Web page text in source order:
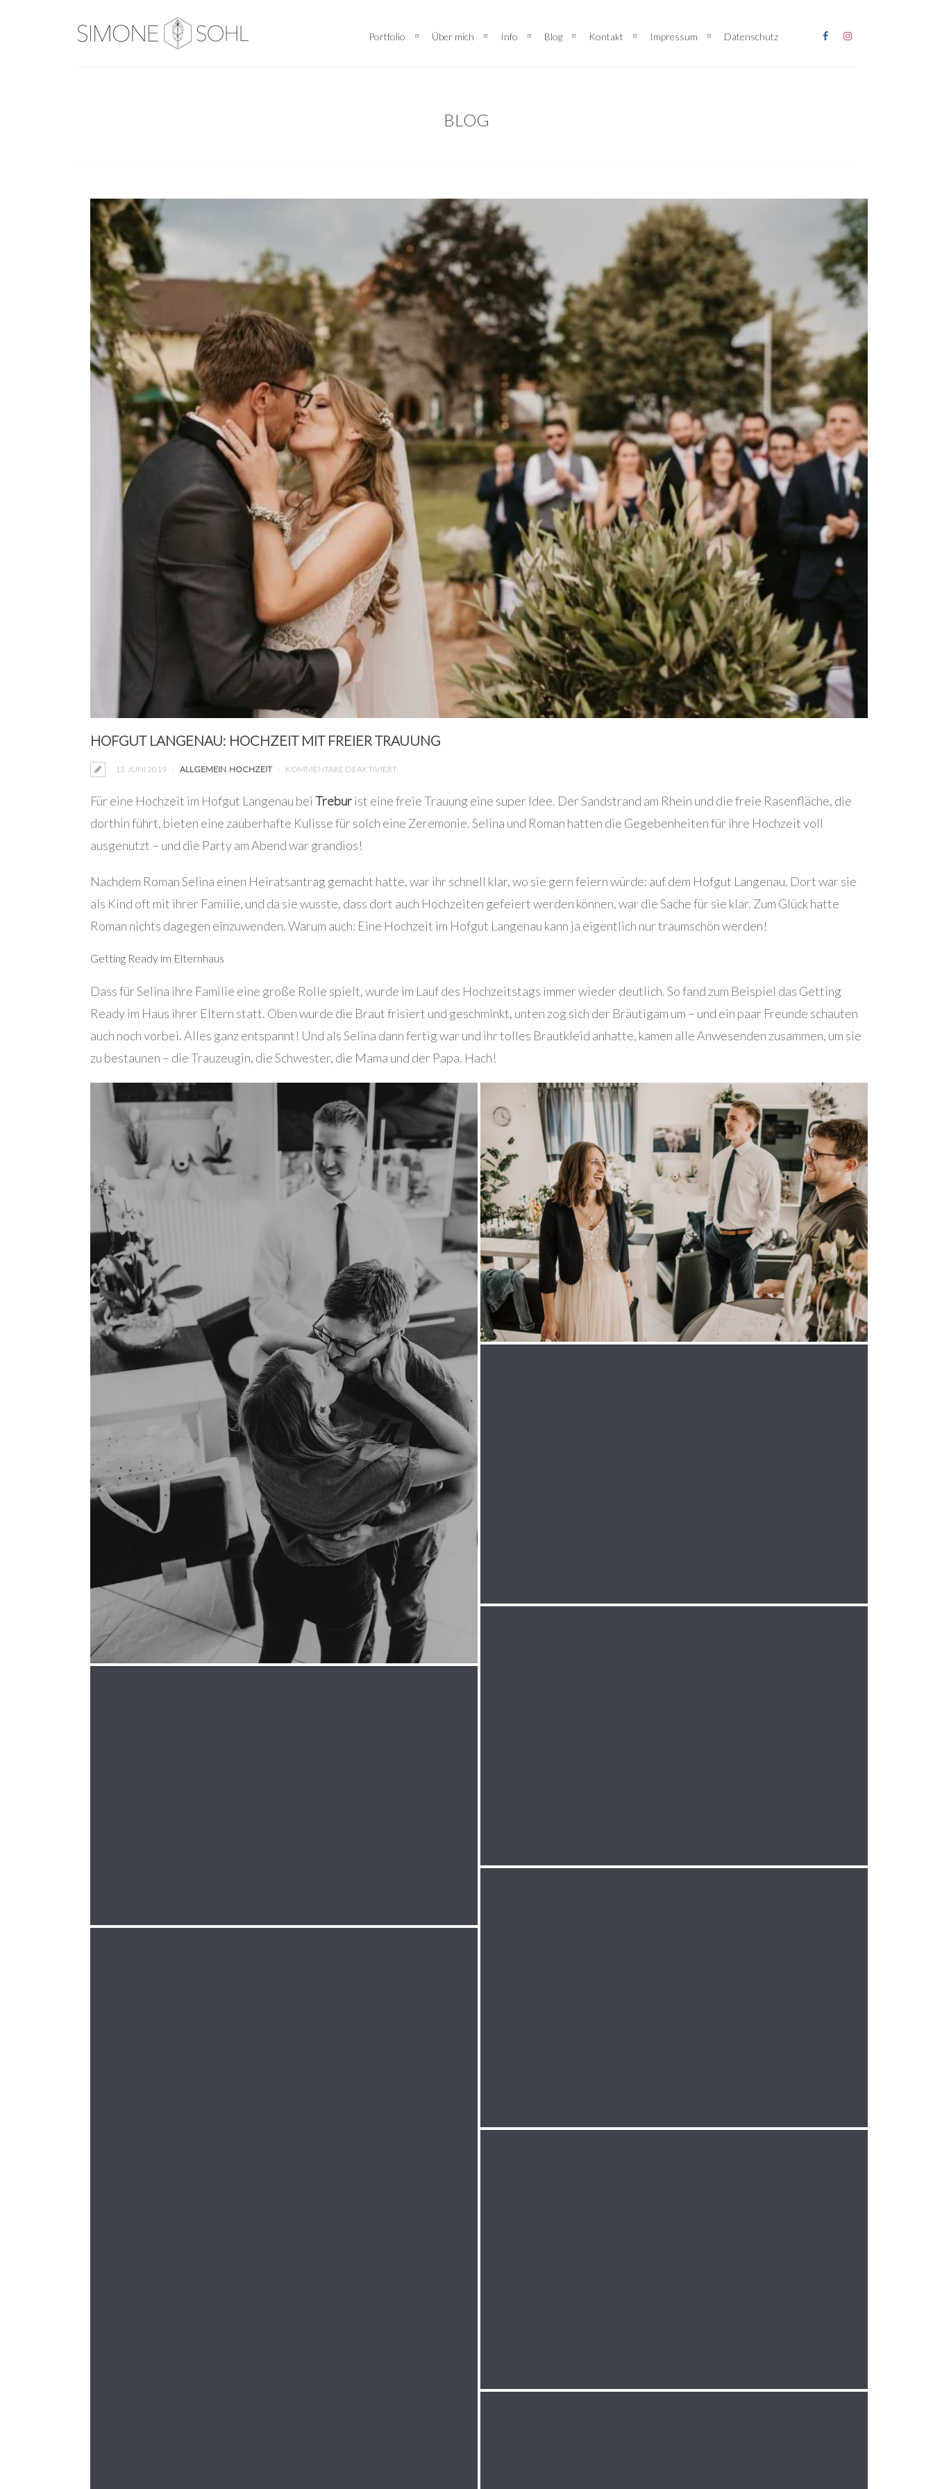
Portfolio Über mich Info Blog Kontakt Impressum Datenschutz
BLOG
HOFGUT LANGENAU: HOCHZEIT MIT FREIER TRAUUNG
13. JUNI 2019 ALLGEMEIN, HOCHZEIT KOMMENTARE DEAKTIVIERTFÜR
FREIER
TRAUUNG
Für eine Hochzeit im Hofgut Langenau bei Treburist eine freie Trauung eine super Idee. Der Sandstrand am Rhein und die freie Rasenfläche, die
dorthin führt, bieten eine zauberhafte Kulisse für solch eine Zeremonie. Selina und Roman hatten die Gegebenheiten für ihre Hochzeit voll
ausgenutzt – und die Party am Abend war grandios!
Nachdem Roman Selina einen Heiratsantrag gemacht hatte, war ihr schnell klar, wo sie gern feiern würde: auf dem Hofgut Langenau. Dort war sie
als Kind oft mit ihrer Familie, und da sie wusste, dass dort auch Hochzeiten gefeiert werden können, war die Sache für sie klar. Zum Glück hatte
Roman nichts dagegen einzuwenden. Warum auch: Eine Hochzeit im Hofgut Langenau kann ja eigentlich nur traumschön werden!
Getting Ready im Elternhaus
Dass für Selina ihre Familie eine große Rolle spielt, wurde im Lauf des Hochzeitstags immer wieder deutlich. So fand zum Beispiel das Getting
Ready im Haus ihrer Eltern statt. Oben wurde die Braut frisiert und geschminkt, unten zog sich der Bräutigam um – und ein paar Freunde schauten
auch noch vorbei. Alles ganz entspannt! Und als Selina dann fertig war und ihr tolles Brautkleid anhatte, kamen alle Anwesenden zusammen, um sie
zu bestaunen – die Trauzeugin, die Schwester, die Mama und der Papa. Hach!